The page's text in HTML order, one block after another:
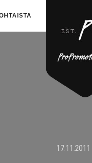
17.11.2011